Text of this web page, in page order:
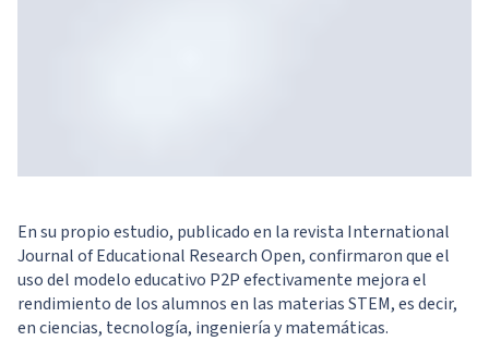
En su propio estudio, publicado en la revista International
Journal of Educational Research Open,confirmaron que el
uso del modelo educativo P2P efectivamente mejora el
rendimiento de los alumnos en las materias STEM, es decir,
en ciencias, tecnología, ingeniería y matemáticas.